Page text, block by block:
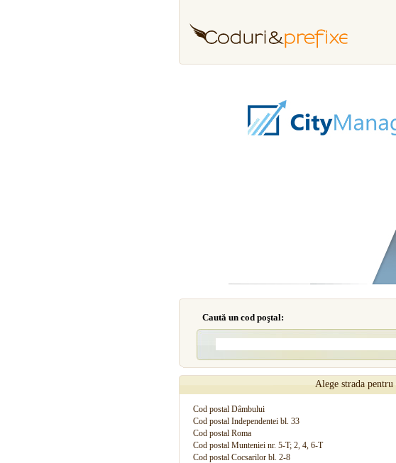
Caută un cod poştal:
Alege strada pentru
Cod postal Dâmbului
Cod postal Independentei bl. 33
Cod postal Roma
Cod postal Munteniei nr. 5-T; 2, 4, 6-T
Cod postal Cocsarilor bl. 2-8